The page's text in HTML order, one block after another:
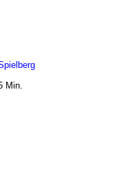
Min.